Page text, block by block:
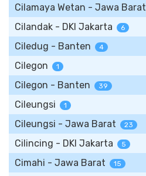
Cilamaya Wetan - Jawa Barat
Cilandak - DKI Jakarta 6
Ciledug - Banten 4
Cilegon 1
Cilegon - Banten 39
Cileungsi 1
Cileungsi - Jawa Barat 23
Cilincing - DKI Jakarta 5
Cimahi - Jawa Barat 15